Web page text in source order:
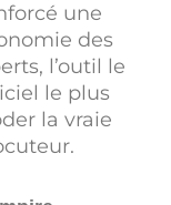
une
des
l’outil le
le plus
la vraie